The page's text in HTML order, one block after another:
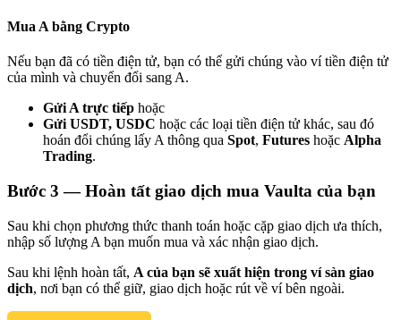
Đối tác Bitrue
Lên đến 65% hoa hồng!
Giới thiệu
Mua A bằng Crypto
Nếu bạn đã có tiền điện tử, bạn có thể gửi chúng vào ví tiền điện tử
của mình và chuyển đổi sang A.
Gửi A trực tiếp hoặc
Gửi USDT, USDC hoặc các loại tiền điện tử khác, sau đó
hoán đổi chúng lấy A thông qua Spot, Futures hoặc Alpha
Trading.
Bước 3 —Hoàn tất giao dịch mua Vaulta của bạn
Sau khi chọn phương thức thanh toán hoặc cặp giao dịch ưa thích,
nhập số lượng A bạn muốn mua và xác nhận giao dịch.
Sau khi lệnh hoàn tất, A của bạn sẽ xuất hiện trong ví sàn giao
dịch, nơi bạn có thể giữ, giao dịch hoặc rút về ví bên ngoài.